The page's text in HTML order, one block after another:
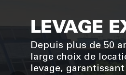
LEVAGE
Depuis plus de 50
large choix de
levage,